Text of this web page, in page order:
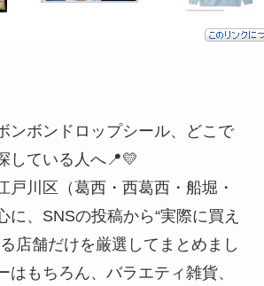
ンボンドロップシール、どこで
している人へ📍💛
戸川区（葛西・西葛西・船堀・
に、SNSの投稿から“実際に買え
店舗だけを厳選してまとめまし
はもちろん、バラエティ雑貨、